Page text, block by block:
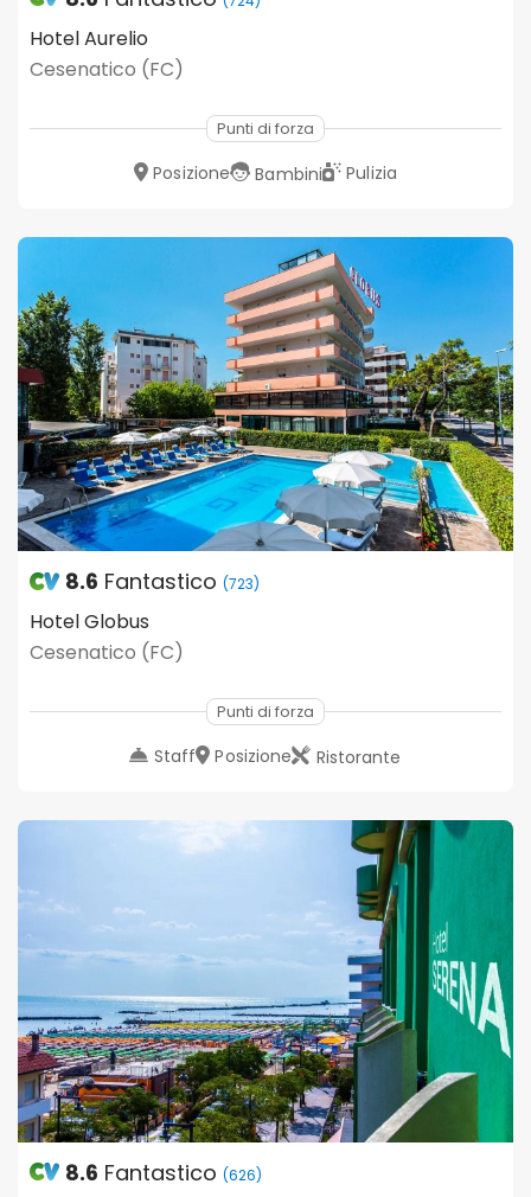
Hotel Aurelio
Cesenatico (FC)
Punti di forza
Posizione Bambini Pulizia
8.6 Fantastico (723)
Hotel Globus
Cesenatico (FC)
Punti di forza
Staff Posizione Ristorante
8.6 Fantastico (626)